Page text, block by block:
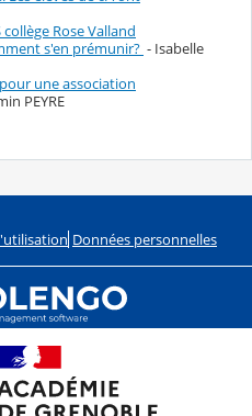
collège Rose Valland
s'en prémunir? - Isabelle
une association
PEYRE
Données personnelles